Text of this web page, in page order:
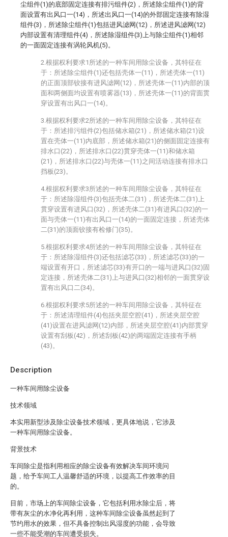
Description
一种车间用除尘设备
技术领域
本实用新型涉及除尘设备技术领域，更具体地说，它涉及
一种车间用除尘设备。
背景技术
车间除尘是指利用相应的除尘设备有效解决车间环境问
题，给予车间工人温馨舒适的环境，以提高工作效率的目
的。
目前，市场上的车间除尘设备，它包括利用水除尘后，将
带有灰尘的水净化再利用，这种车间除尘设备虽然起到了
节约用水的效果，但不具备控制出风湿度的功能，会导致
一些不能受潮的车间遭受损失。
尘组件(1)的底部固定连接有排污组件(2)，所述除尘组件(1)的背
面设置有出风口一(14)，所述出风口一(14)的外部固定连接有除湿
组件(3)，所述除尘组件(1)包括进风滤网(12)，所述进风滤网(12)
内部设置有清理组件(4)，所述除湿组件(3)上与除尘组件(1)相邻
的一面固定连接有涡轮风机(5)。
2.根据权利要求1所述的一种车间用除尘设备，其特征在
于：所述除尘组件(1)还包括壳体一(11)，所述壳体一(11)
的正面顶部铰接有进风滤网(12)，所述壳体一(11)内部的顶
面和两侧面均设置有喷雾器(13)，所述壳体一(11)的背面贯
穿设置有出风口一(14)。
3.根据权利要求2所述的一种车间用除尘设备，其特征在
于：所述排污组件(2)包括储水箱(21)，所述储水箱(21)设
置在壳体一(11)内底部，所述储水箱(21)的侧面固定连接有
排水口(22)，所述排水口(22)贯穿壳体一(11)和储水箱
(21)，所述排水口(22)与壳体一(11)之间活动连接有排水口
挡板(23)。
4.根据权利要求3所述的一种车间用除尘设备，其特征在
于：所述除湿组件(3)包括壳体二(31)，所述壳体二(31)上
贯穿设置有进风口(32)，所述壳体二(31)有进风口(32)的一
面与壳体一(11)有出风口一(14)的一面固定连接，所述壳体
二(31)的顶面铰接有检修门(35)。
5.根据权利要求4所述的一种车间用除尘设备，其特征在
于：所述除湿组件(3)还包括滤芯(33)，所述滤芯(33)的一
端设置有开口，所述滤芯(33)有开口的一端与进风口(32)固
定连接，所述壳体二(31)上与进风口(32)相邻的一面贯穿设
置有出风口二(34)。
6.根据权利要求5所述的一种车间用除尘设备，其特征在
于：所述清理组件(4)包括夹层空腔(41)，所述夹层空腔
(41)设置在进风滤网(12)内部，所述夹层空腔(41)内部贯穿
设置有刮板(42)，所述刮板(42)的两端固定连接有手柄
(43)。